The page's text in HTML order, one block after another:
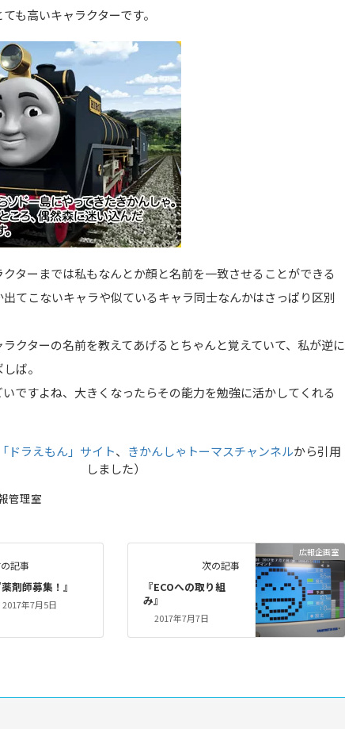
も高いキャラクターです。
ターまでは私もなんとか顔と名前を一致させることができる
てこないキャラや似ているキャラ同士なんかはさっぱり区別
クターの名前を教えてあげるとちゃんと覚えていて、私が逆に
ば。
ですよね、大きくなったらその能力を勉強に活かしてくれる
ドラえもん」サイト、 きかんしゃトーマスチャンネルから引用
しました）
管理室
記事
薬剤師募集！』
2017年7月5日
広報企画室
次の記事
『ECOへの取り組
み』
2017年7月7日